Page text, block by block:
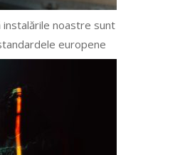
instalările noastre sunt
europene